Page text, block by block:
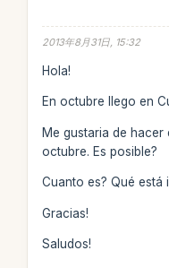
2013年8月31日, 15:32
Hola!
En octubre llego en
Me gustaria de hacer
octubre. Es posible?
Cuanto es? Qué está
Gracias!
Saludos!